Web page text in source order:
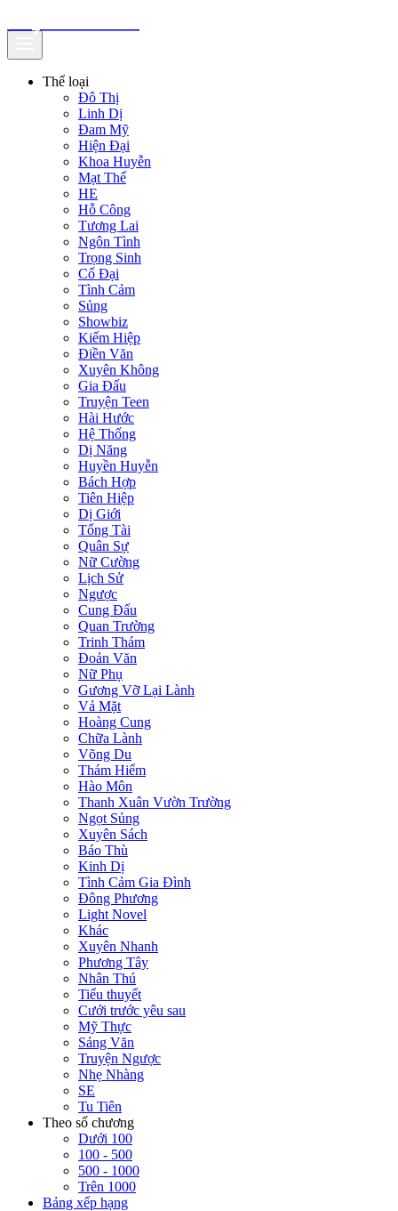
Thể loại
Đô Thị
Linh Dị
Đam Mỹ
Hiện Đại
Khoa Huyễn
Mạt Thế
HE
Hỗ Công
Tương Lai
Ngôn Tình
Trọng Sinh
Cổ Đại
Tình Cảm
Sủng
Showbiz
Kiếm Hiệp
Điền Văn
Xuyên Không
Gia Đấu
Truyện Teen
Hài Hước
Hệ Thống
Dị Năng
Huyền Huyễn
Bách Hợp
Tiên Hiệp
Dị Giới
Tổng Tài
Quân Sự
Nữ Cường
Lịch Sử
Ngược
Cung Đấu
Quan Trường
Trinh Thám
Đoản Văn
Nữ Phụ
Gương Vỡ Lại Lành
Vả Mặt
Hoàng Cung
Chữa Lành
Võng Du
Thám Hiểm
Hào Môn
Thanh Xuân Vườn Trường
Ngọt Sủng
Xuyên Sách
Báo Thù
Kinh Dị
Tình Cảm Gia Đình
Đông Phương
Light Novel
Khác
Xuyên Nhanh
Phương Tây
Nhân Thú
Tiểu thuyết
Cưới trước yêu sau
Mỹ Thực
Sảng Văn
Truyện Ngược
Nhẹ Nhàng
SE
Tu Tiên
Theo số chương
Dưới 100
100 - 500
500 - 1000
Trên 1000
Bảng xếp hạng